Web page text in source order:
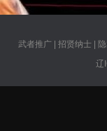
武者推广| 招贤纳士|
辽